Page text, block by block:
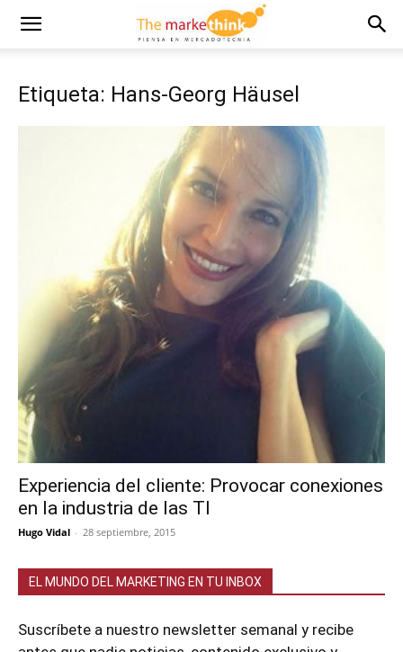
Etiqueta: Hans-Georg Häusel
Experiencia del cliente: Provocar conexiones
en la industria de las TI
Hugo Vidal - 28 septiembre, 2015
EL MUNDO DEL MARKETING EN TU INBOX
Suscríbete a nuestro newsletter semanal y recibe